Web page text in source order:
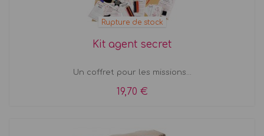
Rupture de stock
Kit agent secret
Un coffret pour les missions...
19,70 €